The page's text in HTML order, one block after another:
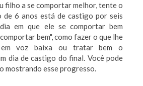
filho a se comportar melhor, tente o
de 6 anos está de castigo por seis
em que ele se comportar bem
bem", como fazer o que lhe
voz baixa ou tratar bem o
dia de castigo do final. Você pode
mostrando esse progresso.